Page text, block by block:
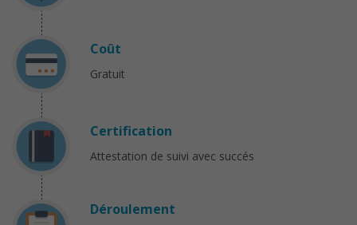
Coût
Gratuit
Certification
Attestation de suivi avec succés
Déroulement